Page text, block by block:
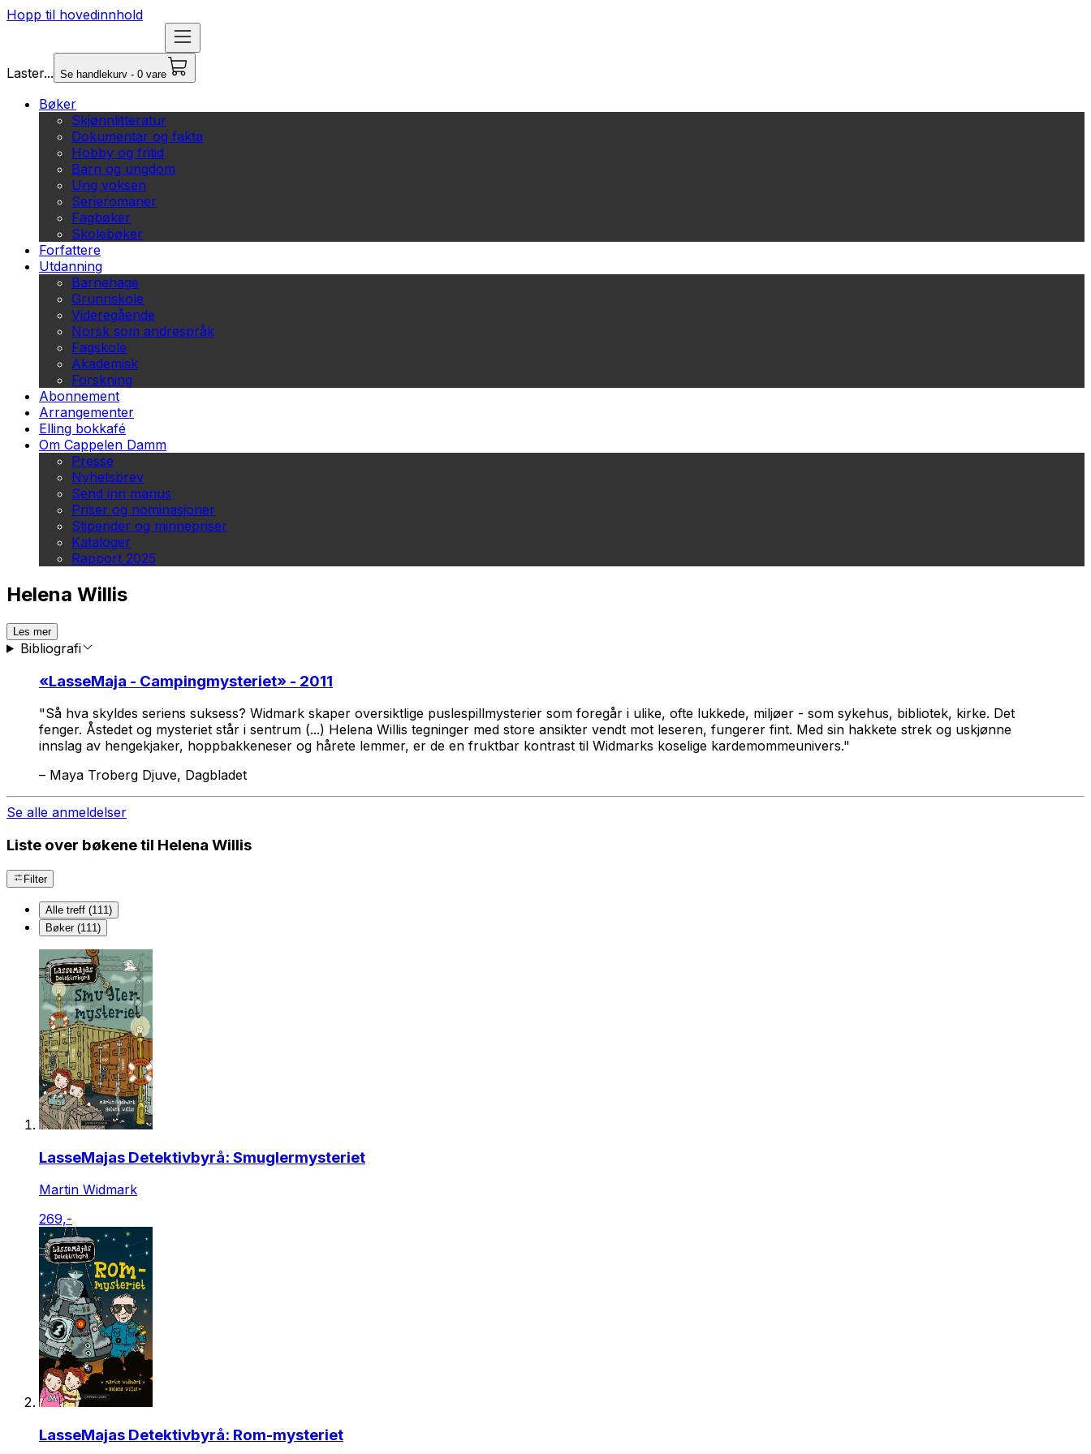
Hopp til hovedinnhold
Laster... Se handlekurv - 0 vare
Bøker
Skjønnlitteratur
Dokumentar og fakta
Hobby og fritid
Barn og ungdom
Ung voksen
Serieromaner
Fagbøker
Skolebøker
Forfattere
Utdanning
Barnehage
Grunnskole
Videregående
Norsk som andrespråk
Fagskole
Akademisk
Forskning
Abonnement
Arrangementer
Elling bokkafé
Om Cappelen Damm
Presse
Nyhetsbrev
Send inn manus
Priser og nominasjoner
Stipender og minnepriser
Kataloger
Rapport 2025
Helena Willis
Les mer
Bibliografi
«LasseMaja - Campingmysteriet» - 2011
"Så hva skyldes seriens suksess? Widmark skaper oversiktlige puslespillmysterier som foregår i ulike, ofte lukkede, miljøer - som sykehus, bibliotek, kirke. Det
fenger. Åstedet og mysteriet står i sentrum (...) Helena Willis tegninger med store ansikter vendt mot leseren, fungerer fint. Med sin hakkete strek og uskjønne
innslag av hengekjaker, hoppbakkeneser og hårete lemmer, er de en fruktbar kontrast til Widmarks koselige kardemommeunivers."
– Maya Troberg Djuve, Dagbladet
Se alle anmeldelser
Liste over bøkene til Helena Willis
Filter
Alle treff (111)
Bøker (111)
LasseMajas Detektivbyrå: Smuglermysteriet
Martin Widmark
269,-
LasseMajas Detektivbyrå: Rom-mysteriet